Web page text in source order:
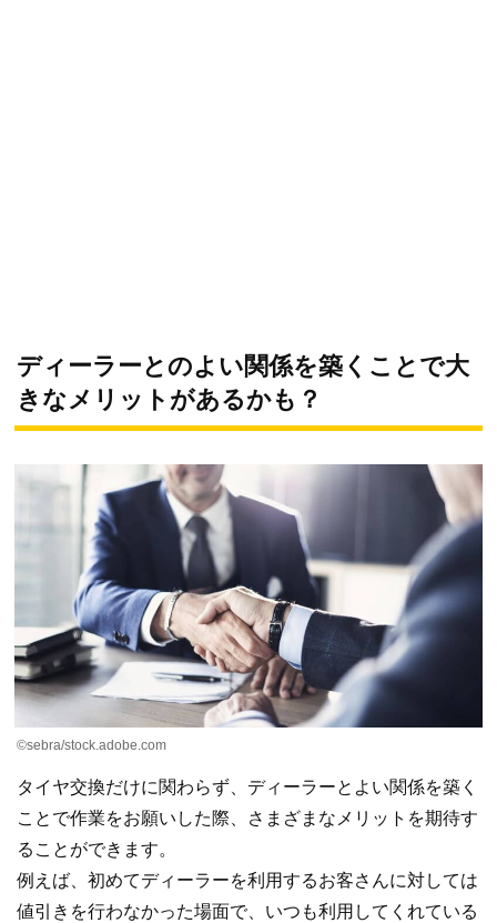
ディーラーとのよい関係を築くことで大
きなメリットがあるかも？
©sebra/stock.adobe.com
タイヤ交換だけに関わらず、ディーラーとよい関係を築く
ことで作業をお願いした際、さまざまなメリットを期待す
ることができます。
例えば、初めてディーラーを利用するお客さんに対しては
値引きを行わなかった場面で、いつも利用してくれている